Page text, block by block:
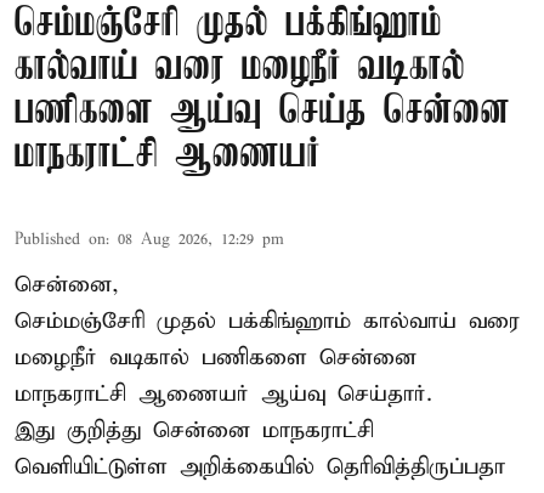
செம்மஞ்சேரி முதல் பக்கிங்ஹாம்
கால்வாய் வரை மழைநீர் வடிகால்
பணிகளை ஆய்வு செய்த சென்னை
மாநகராட்சி ஆணையர்
Published on: 08 Aug 2026, 12:29 pm
சென்னை,
செம்மஞ்சேரி முதல் பக்கிங்ஹாம் கால்வாய் வரை
மழைநீர் வடிகால் பணிகளை சென்னை
மாநகராட்சி ஆணையர் ஆய்வு செய்தார்.
இது குறித்து சென்னை மாநகராட்சி
வெளியிட்டுள்ள அறிக்கையில் தெரிவித்திருப்பதா